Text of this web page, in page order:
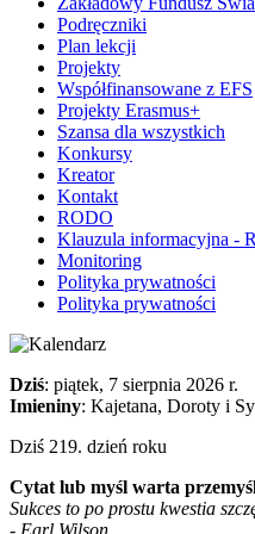
Podręczniki
Plan lekcji
Projekty
Współfinansowane z EFS
Projekty Erasmus+
Szansa dla wszystkich
Konkursy
Kreator
Kontakt
RODO
Klauzula informacyjna -
Monitoring
Polityka prywatności
Polityka prywatności
Dziś: piątek, 7 sierpnia 2026 r.
Imieniny: Kajetana, Doroty i
Dziś 219. dzień roku
Cytat lub myśl warta
Sukces to po prostu kwestia
- Earl Wilson